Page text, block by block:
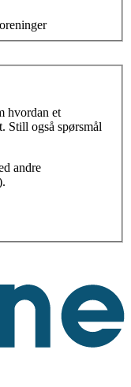
hvordan et
Still også spørsmål
andre